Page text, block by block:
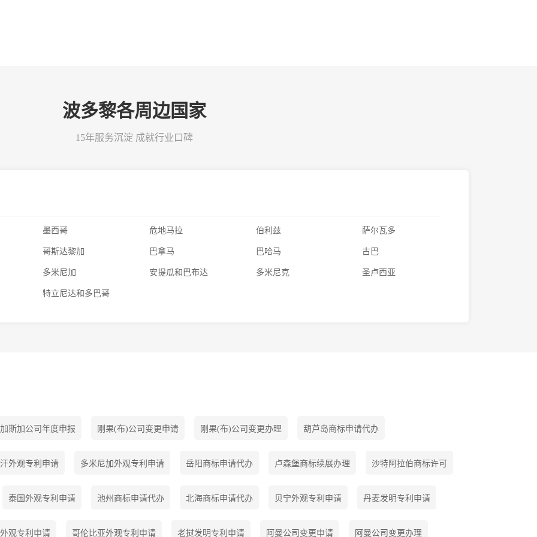
波多黎各周边国家
15年服务沉淀 成就行业口碑
墨西哥 危地马拉 伯利兹 萨尔瓦多
哥斯达黎加 巴拿马 巴哈马 古巴
多米尼加 安提瓜和巴布达 多米尼克 圣卢西亚
特立尼达和多巴哥
斯加公司年度申报 刚果(布)公司变更申请 刚果(布)公司变更办理 葫芦岛商标申请代办
外观专利申请 多米尼加外观专利申请 岳阳商标申请代办 卢森堡商标续展办理 沙特阿拉伯商标许可
泰国外观专利申请 池州商标申请代办 北海商标申请代办 贝宁外观专利申请 丹麦发明专利申请
观专利申请 哥伦比亚外观专利申请 老挝发明专利申请 阿曼公司变更申请 阿曼公司变更办理